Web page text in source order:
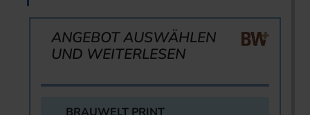
ANGEBOT AUSWÄHLEN
UND WEITERLESEN